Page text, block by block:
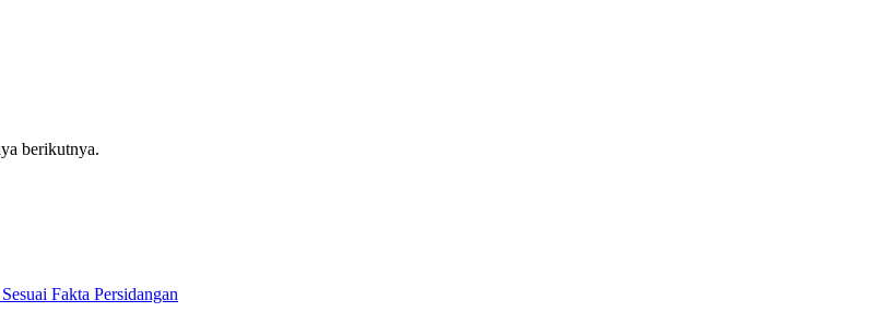
berikutnya.
Fakta Persidangan